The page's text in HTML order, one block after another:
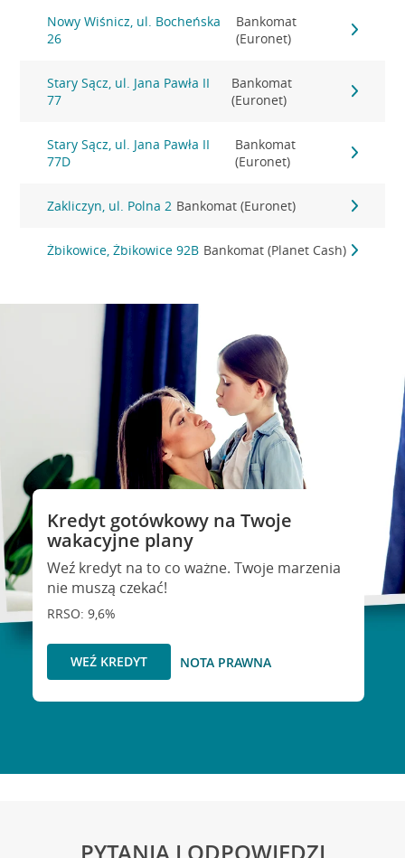
Nowy Wiśnicz, ul. Bocheńska
26
Bankomat
(Euronet)
Stary Sącz, ul. Jana Pawła II
77
Bankomat
(Euronet)
Stary Sącz, ul. Jana Pawła II
77D
Bankomat
(Euronet)
Zakliczyn, ul. Polna 2 Bankomat (Euronet)
Żbikowice, Żbikowice 92B Bankomat (Planet Cash)
Kredyt gotówkowy na Twoje
wakacyjne plany
Weź kredyt na to co ważne. Twoje marzenia
nie muszą czekać!
RRSO: 9,6%
WEŹ KREDYT NOTA PRAWNA